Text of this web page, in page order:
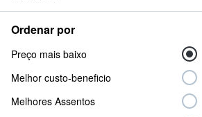
Ordenar por
Preço mais baixo
Melhor custo-beneficio
Melhores Assentos